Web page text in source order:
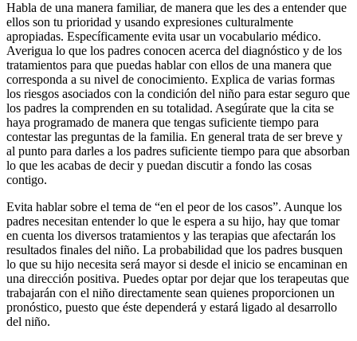
Habla de una manera familiar, de manera que les des a entender que
ellos son tu prioridad y usando expresiones culturalmente
apropiadas. Específicamente evita usar un vocabulario médico.
Averigua lo que los padres conocen acerca del diagnóstico y de los
tratamientos para que puedas hablar con ellos de una manera que
corresponda a su nivel de conocimiento. Explica de varias formas
los riesgos asociados con la condición del niño para estar seguro que
los padres la comprenden en su totalidad. Asegúrate que la cita se
haya programado de manera que tengas suficiente tiempo para
contestar las preguntas de la familia. En general trata de ser breve y
al punto para darles a los padres suficiente tiempo para que absorban
lo que les acabas de decir y puedan discutir a fondo las cosas
contigo.
Evita hablar sobre el tema de “en el peor de los casos”. Aunque los
padres necesitan entender lo que le espera a su hijo, hay que tomar
en cuenta los diversos tratamientos y las terapias que afectarán los
resultados finales del niño. La probabilidad que los padres busquen
lo que su hijo necesita será mayor si desde el inicio se encaminan en
una dirección positiva. Puedes optar por dejar que los terapeutas que
trabajarán con el niño directamente sean quienes proporcionen un
pronóstico, puesto que éste dependerá y estará ligado al desarrollo
del niño.